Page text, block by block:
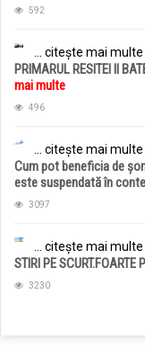
592
... citește mai multe
PRIMARUL RESITEI II
mai multe
496
... citește mai multe
Cum pot beneficia de
este suspendată în
3097
... citește mai multe
STIRI PE SCURT.FOARTE
3230